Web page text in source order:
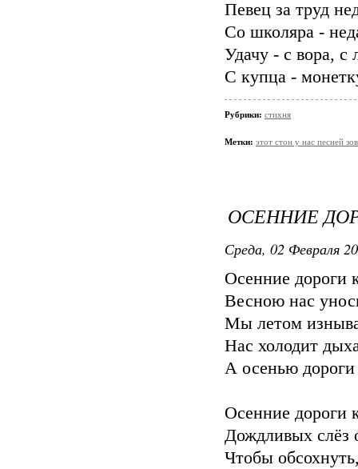
Певец за труд
Со школяра -
Удачу - с вора, с
С купца -
Рубрики: стихня
Метки: этот стон у нас песней
ОСЕННИЕ
Среда, 02 Февраля
Осенние дороги
Весною нас
Мы летом
Нас холодит
А осенью дороги
Осенние дороги
Дождливых слёз
Чтобы